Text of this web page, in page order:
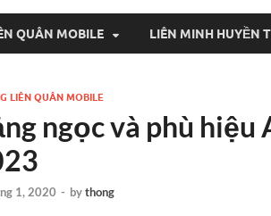
QUÂN MOBILE LIÊN MINH HUYỀN
LIÊN QUÂN MOBILE
ngọc và phù
1, 2020 - bythong